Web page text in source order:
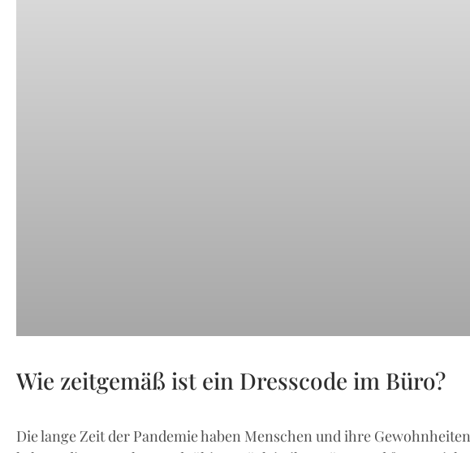
Wie zeitgemäß ist ein Dresscode im Büro?
Die lange Zeit der Pandemie haben Menschen und ihre